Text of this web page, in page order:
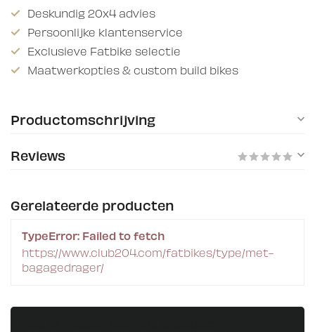
Deskundig 20x4 advies
Persoonlijke klantenservice
Exclusieve Fatbike selectie
Maatwerkopties & custom build bikes
Productomschrijving
Reviews
Gerelateerde producten
TypeError: Failed to fetch
https://www.club204.com/fatbikes/type/met-
bagagedrager/